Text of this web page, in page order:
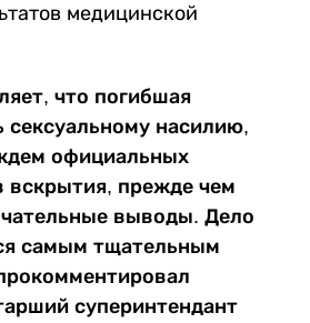
медицинской
что погибшая
сексуальному насилию,
официальных
вскрытия, прежде чем
выводы. Дело
самым тщательным
суперинтендант